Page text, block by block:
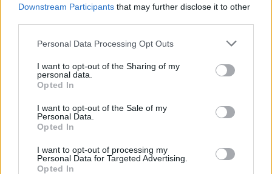
Downstream Participants that may further disclose it to other
Please note that this website/app uses one or more Google
not limited to your visit or usage behaviour. You may click to
grant or deny consent to Google and its third-party tags to
use your data for below specified purposes in below Google
consent section.
Personal Data Processing Opt Outs
I want to opt-out of the Sharing of my
personal data.
Opted In
I want to opt-out of the Sale of my
Personal Data.
Opted In
I want to opt-out of processing my
Personal Data for Targeted Advertising.
Opted In
Leggi l’articolo →